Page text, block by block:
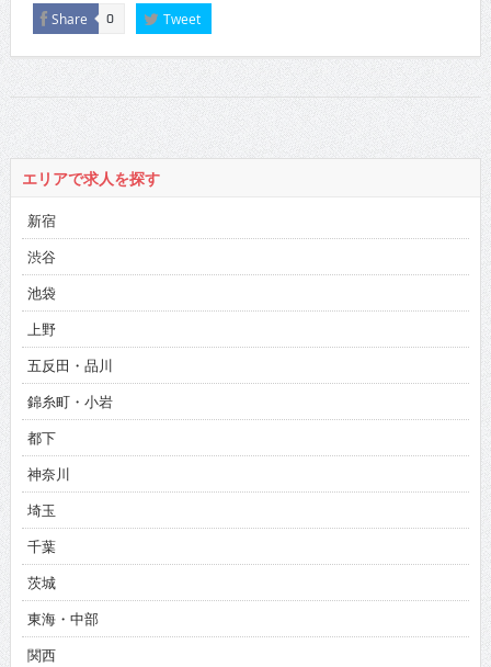
Share 0 Tweet
エリアで求人を探す
新宿
渋谷
池袋
上野
五反田・品川
錦糸町・小岩
都下
神奈川
埼玉
千葉
茨城
東海・中部
関西